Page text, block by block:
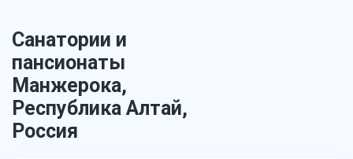
Санатории и
пансионаты
Манжерока,
Республика Алтай,
Россия